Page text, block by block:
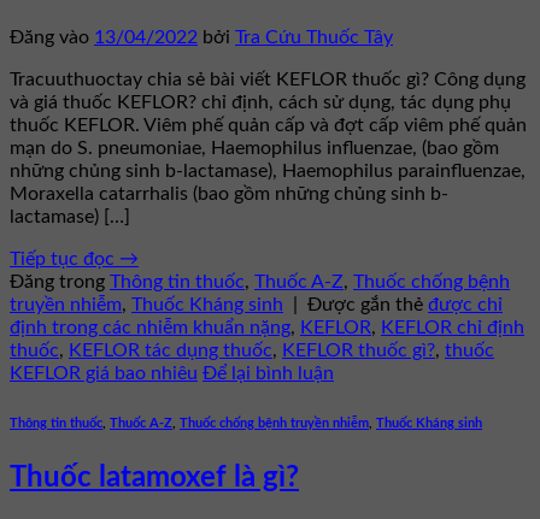
Đăng vào 13/04/2022 bởi Tra Cứu Thuốc Tây
Tracuuthuoctay chia sẻ bài viết KEFLOR thuốc gì? Công dụng
và giá thuốc KEFLOR? chỉ định, cách sử dụng, tác dụng phụ
thuốc KEFLOR. Viêm phế quản cấp và đợt cấp viêm phế quản
mạn do S. pneumoniae, Haemophilus influenzae, (bao gồm
những chủng sinh b-lactamase), Haemophilus parainfluenzae,
Moraxella catarrhalis (bao gồm những chủng sinh b-
lactamase) […]
Tiếp tục đọc →
Đăng trong Thông tin thuốc, Thuốc A-Z, Thuốc chống bệnh
truyền nhiễm, Thuốc Kháng sinh Được gắn thẻ được chỉ
định trong các nhiễm khuẩn nặng, KEFLOR, KEFLOR chỉ định
thuốc, KEFLOR tác dụng thuốc, KEFLOR thuốc gì?, thuốc
KEFLOR giá bao nhiêu Để lại bình luận
Thông tin thuốc Thuốc A-Z Thuốc chống bệnh truyền nhiễm Thuốc Kháng sinh
Thuốc latamoxef là gì?